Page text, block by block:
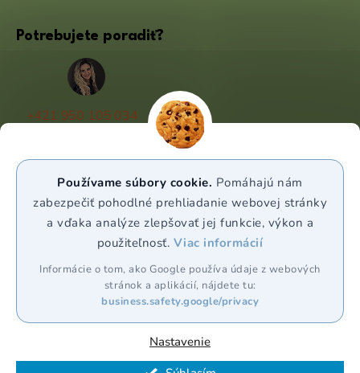
Používame súbory cookie. Pomáhajú nám
zabezpečiť pohodlné prehliadanie webovej stránky
a vďaka analýze zlepšovať jej funkcie, výkon a
použiteľnosť. Viac informácií
Informácie o tom, ako Google používa údaje z webových
stránok a aplikácií, nájdete tu:
business.safety.google/privacy
Nastavenie
Potrebujete poradiť?
+421 950 105 034
WhatsApp
Sledujte nás
Vytvoril Shoptet Premium